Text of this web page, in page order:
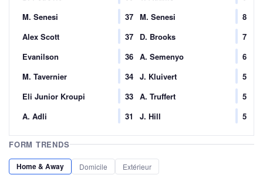
M. Senesi
37
Alex Scott
37
Evanilson
36
M. Tavernier
34
Eli Junior Kroupi
33
A. Adli
31
M. Senesi
8
D. Brooks
7
A. Semenyo
6
J. Kluivert
5
A. Truffert
5
J. Hill
5
FORM TRENDS
Home & Away Domicile Extérieur